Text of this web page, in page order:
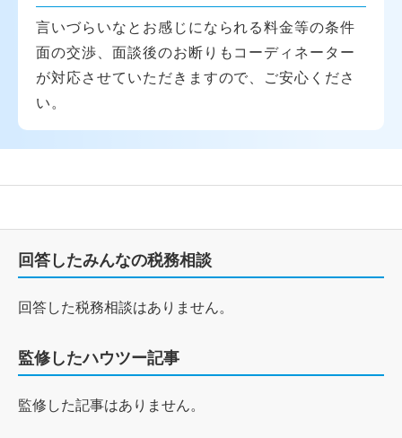
言いづらいなとお感じになられる料金等の条件
面の交渉、面談後のお断りもコーディネーター
が対応させていただきますので、ご安心くださ
い。
回答したみんなの税務相談
回答した税務相談はありません。
監修したハウツー記事
監修した記事はありません。